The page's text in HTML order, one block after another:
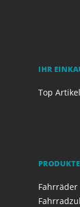
IHR
Top Artikel
PRODUKTE
Fahrräder